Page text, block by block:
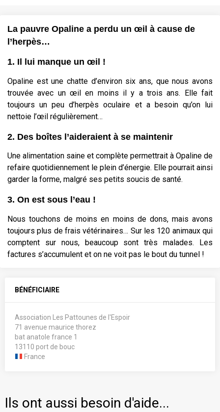
La pauvre Opaline a perdu un œil à cause de
l’herpès…
1. Il lui manque un œil !
Opaline est une chatte d’environ six ans, que nous avons
trouvée avec un œil en moins il y a trois ans. Elle fait
toujours un peu d’herpès oculaire et a besoin qu’on lui
nettoie l’œil régulièrement…
2. Des boîtes l’aideraient à se maintenir
Une alimentation saine et complète permettrait à Opaline de
refaire quotidiennement le plein d’énergie. Elle pourrait ainsi
garder la forme, malgré ses petits soucis de santé.
3. On est sous l’eau !
Nous touchons de moins en moins de dons, mais avons
toujours plus de frais vétérinaires… Sur les 120 animaux qui
comptent sur nous, beaucoup sont très malades. Les
factures s’accumulent et on ne voit pas le bout du tunnel !
BÉNÉFICIAIRE
Association Les Pattounes de l'Espoir
71 avenue maurice thorez
bat anatole france 1
13110 port de bouc
France
Ils ont aussi besoin d'aide...